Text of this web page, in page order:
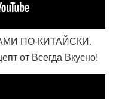
ПО-КИТАЙСКИ.
от Всегда Вкусно!